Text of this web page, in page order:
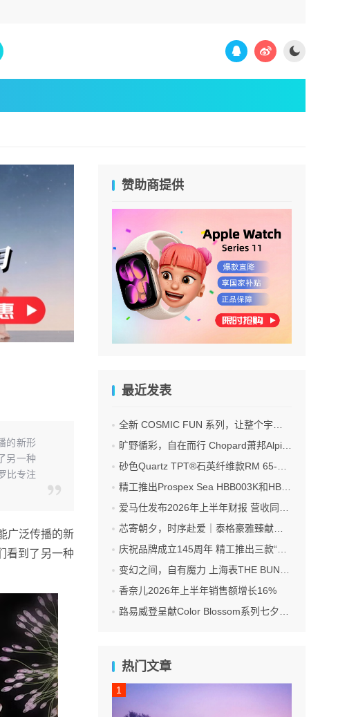
的新形
另一种
比专注
广泛传播的新
看到了另一种
赞助商提供
最近发表
全新 COSMIC FUN 系列，让整个宇宙尽在腕间
旷野循彩，自在而行 Chopard萧邦Alpine Eagle雪山傲翼系列时计臻选
砂色Quartz TPT®石英纤维款RM 65-01 双秒追针自动上链计时码表
精工推出Prospex Sea HBB003K和HBB004K亚太区限量版腕表
爱马仕发布2026年上半年财报 营收同比增长6.1%
芯寄朝夕，时序赴爱｜泰格豪雅臻献礼七夕浪漫佳期
庆祝品牌成立145周年 精工推出三款“江户紫”腕表
变幻之间，自有魔力 上海表THE BUND·魔数系列星轮腕表焕新双面登场
香奈儿2026年上半年销售额增长16%
路易威登呈献Color Blossom系列七夕臻礼
热门文章